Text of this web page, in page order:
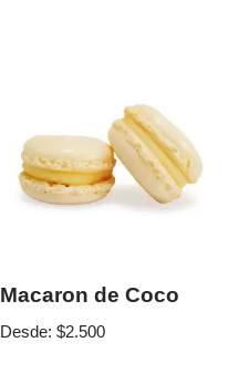
Macaron de Coco
Desde:$2.500